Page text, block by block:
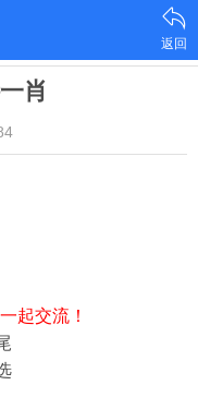
返回
肖
起交流！